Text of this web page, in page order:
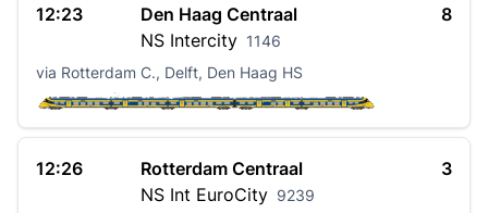
12:23
Den Haag Centraal
NS Intercity 1146
8
via Rotterdam C., Delft, Den Haag HS
12:26
Rotterdam Centraal
NS Int EuroCity 9239
3